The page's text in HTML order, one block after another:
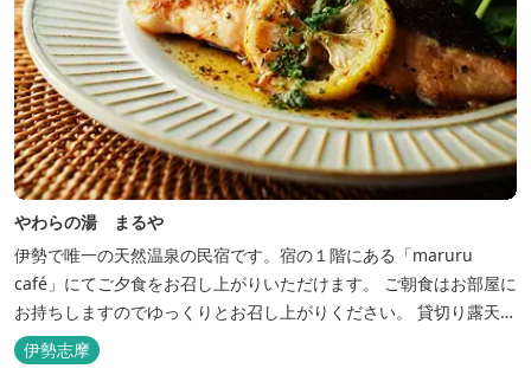
やわらの湯 まるや
伊勢で唯一の天然温泉の民宿です。宿の１階にある「maruru
café」にてご夕食をお召し上がりいただけます。 ご朝食はお部屋に
お持ちしますのでゆっくりとお召し上がりください。 貸切り露天風
呂完備、駅近、夫婦岩まで徒歩15分です。
伊勢志摩